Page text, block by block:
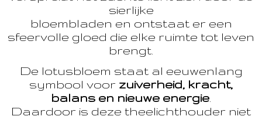
sierlijke
bloembladen en ontstaat er een
sfeervolle gloed die elke ruimte tot leven
brengt.
De lotusbloem staat al eeuwenlang
symbool voor zuiverheid, kracht,
balans en nieuwe energie
Daardoor is deze theelichthouder niet